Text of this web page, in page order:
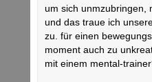
um sich unmzubringen,
und das traue ich
zu. für einen
moment auch zu
mit einem mental-